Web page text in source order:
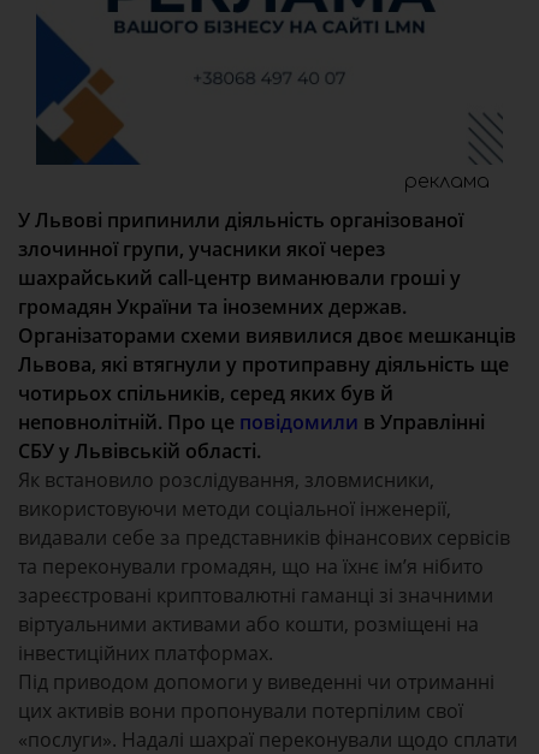
реклама
У Львові припинили діяльність організованої
злочинної групи, учасники якої через
шахрайський call-центр виманювали гроші у
громадян України та іноземних держав.
Організаторами схеми виявилися двоє мешканців
Львова, які втягнули у протиправну діяльність ще
чотирьох спільників, серед яких був й
неповнолітній. Про це повідомили в Управлінні
СБУ у Львівській області.
Як встановило розслідування, зловмисники,
використовуючи методи соціальної інженерії,
видавали себе за представників фінансових сервісів
та переконували громадян, що на їхнє ім’я нібито
зареєстровані криптовалютні гаманці зі значними
віртуальними активами або кошти, розміщені на
інвестиційних платформах.
Під приводом допомоги у виведенні чи отриманні
цих активів вони пропонували потерпілим свої
«послуги». Надалі шахраї переконували щодо сплати